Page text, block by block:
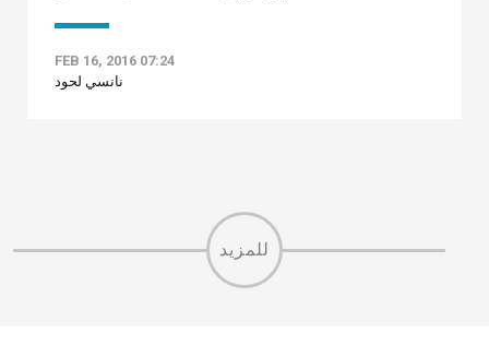
FEB 16, 2016 07:24
نانسي لحود
للمزيد